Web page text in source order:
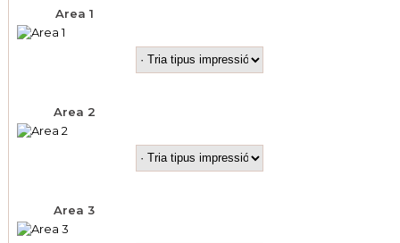
Area 1
Area 2
Area 3